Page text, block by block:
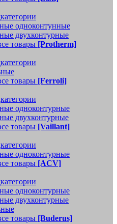
одноконтунные
двухконтурные
товары [Protherm]
товары [Ferroli]
одноконтурные
двухконтурные
товары [Vaillant]
одноконтурные
товары [ACV]
одноконтурные
двухконтурные
товары [Buderus]